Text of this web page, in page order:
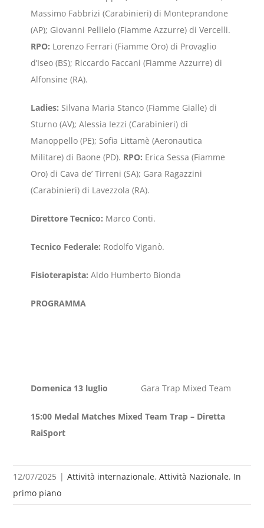
Massimo Fabbrizi (Carabinieri) di Monteprandone
(AP); Giovanni Pellielo (Fiamme Azzurre) di Vercelli.
RPO: Lorenzo Ferrari (Fiamme Oro) di Provaglio
d’Iseo (BS); Riccardo Faccani (Fiamme Azzurre) di
Alfonsine (RA).
Ladies: Silvana Maria Stanco (Fiamme Gialle) di
Sturno (AV); Alessia Iezzi (Carabinieri) di
Manoppello (PE); Sofia Littamè (Aeronautica
Militare) di Baone (PD). RPO: Erica Sessa (Fiamme
Oro) di Cava de’ Tirreni (SA); Gara Ragazzini
(Carabinieri) di Lavezzola (RA).
Direttore Tecnico: Marco Conti.
Tecnico Federale: Rodolfo Viganò.
Fisioterapista: Aldo Humberto Bionda
PROGRAMMA
Domenica 13 luglio Gara Trap Mixed Team
15:00 Medal Matches Mixed Team Trap – Diretta
RaiSport
12/07/2025 | Attività internazionale,Attività Nazionale, In
primo piano